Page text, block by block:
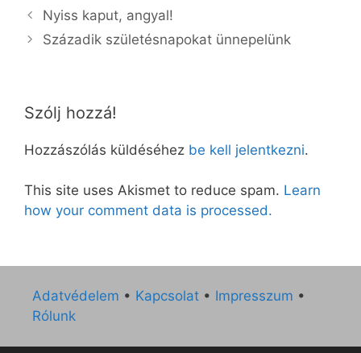
Nyiss kaput, angyal!
Századik születésnapokat ünnepelünk
Szólj hozzá!
Hozzászólás küldéséhez be kell jelentkezni.
This site uses Akismet to reduce spam. Learn
how your comment data is processed.
Adatvédelem • Kapcsolat • Impresszum •
Rólunk